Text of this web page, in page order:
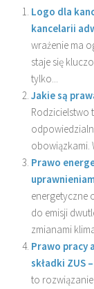
Logo dla
kancelarii
wrażenie ma
staje się
tylko...
Jakie są
Rodzicielstwo
obowiązkami.
Prawo
energetyczne
do emisji
zmianami
Prawo pracy
składki ZUS
to